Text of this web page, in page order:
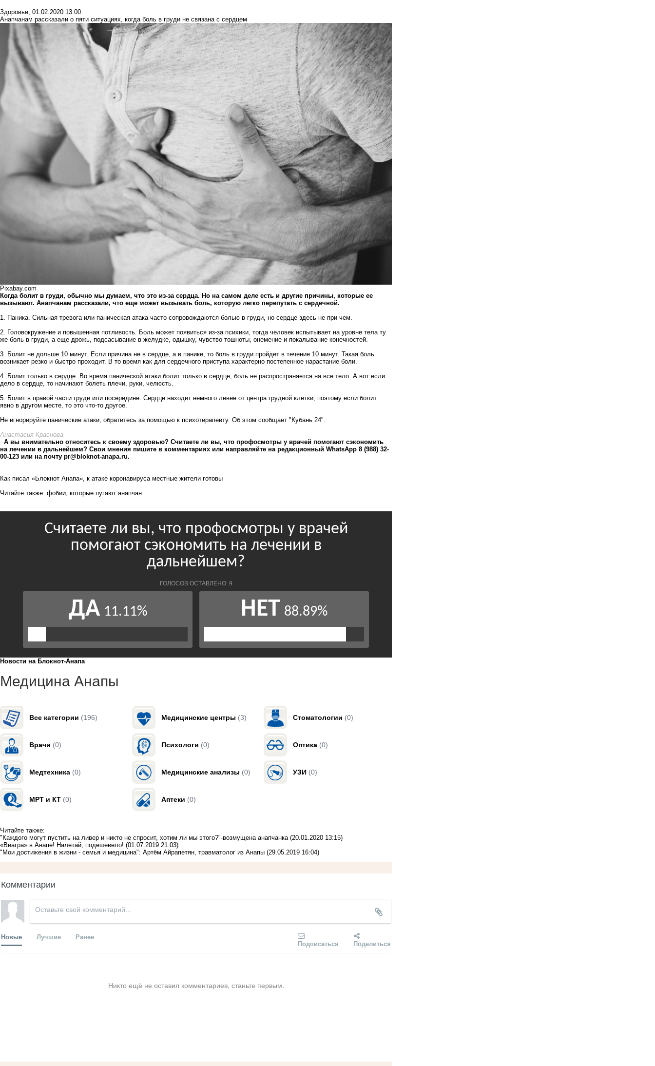
Здоровье, 01.02.2020 13:00
Анапчанам рассказали о пяти ситуациях, когда боль в груди не связана с сердцем
Pixabay.com
Когда болит в груди, обычно мы думаем, что это из-за сердца. Но на самом деле есть и другие причины, которые ее
вызывают. Анапчанам рассказали, что еще может вызывать боль, которую легко перепутать с сердечной.
1. Паника. Сильная тревога или паническая атака часто сопровождаются болью в груди, но сердце здесь не при чем.
2. Головокружение и повышенная потливость. Боль может появиться из-за психики, тогда человек испытывает на уровне тела ту
же боль в груди, а еще дрожь, подсасывание в желудке, одышку, чувство тошноты, онемение и покалывание конечностей.
3. Болит не дольше 10 минут. Если причина не в сердце, а в панике, то боль в груди пройдет в течение 10 минут. Такая боль
возникает резко и быстро проходит. В то время как для сердечного приступа характерно постепенное нарастание боли.
4. Болит только в сердце. Во время панической атаки болит только в сердце, боль не распространяется на все тело. А вот если
дело в сердце, то начинают болеть плечи, руки, челюсть.
5. Болит в правой части груди или посередине. Сердце находит немного левее от центра грудной клетки, поэтому если болит
явно в другом месте, то это что-то другое.
Не игнорируйте панические атаки, обратитесь за помощью к психотерапевту. Об этом сообщает "Кубань 24".
Анастасия Краснова
А вы внимательно относитесь к своему здоровью? Считаете ли вы, что профосмотры у врачей помогают сэкономить
на лечении в дальнейшем? Свои мнения пишите в комментариях или направляйте на редакционный WhatsApp 8 (988) 32-
00-123 или на почту pr@bloknot-anapa.ru.
Как писал «Блокнот Анапа», к атаке коронавируса местные жители готовы
Читайте также: фобии, которые пугают анапчан
Новости на Блoкнoт-Анапа
Медицина Анапы
Все категории (196) Медицинские центры (3) Стоматологии (0)
Врачи (0) Психологи (0) Оптика (0)
Медтехника (0) Медицинские анализы (0) УЗИ (0)
МРТ и КТ (0) Аптеки (0)
Читайте также:
"Каждого могут пустить на ливер и никто не спросит, хотим ли мы этого?"-возмущена анапчанка (20.01.2020 13:15)
«Виагра» в Анапе! Налетай, подешевело! (01.07.2019 21:03)
"Мои достижения в жизни - семья и медицина": Артём Айрапетян, травматолог из Анапы (29.05.2019 16:04)
Комментарии
Новые Лучшие Ранее
Подписаться Поделиться
Никто ещё не оставил комментариев, станьте первым.